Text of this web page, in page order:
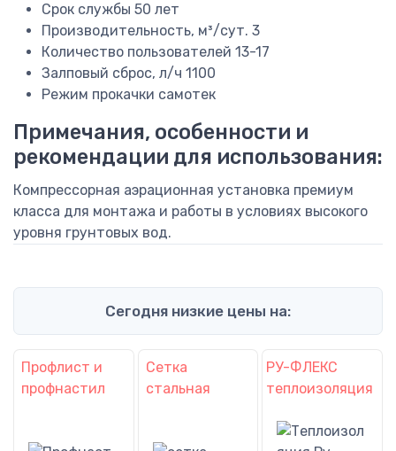
Срок службы 50 лет
Производительность, м³/сут. 3
Количество пользователей 13-17
Залповый сброс, л/ч 1100
Режим прокачки самотек
Примечания, особенности и
рекомендации для использования:
Компрессорная аэрационная установка премиум
класса для монтажа и работы в условиях высокого
уровня грунтовых вод.
Сегодня низкие цены на:
Профлист и
профнастил
Сетка
стальная
РУ-ФЛЕКС
теплоизоляция